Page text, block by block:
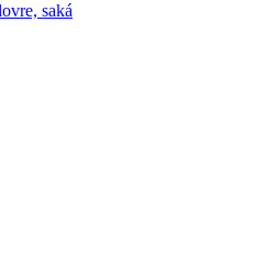
saká